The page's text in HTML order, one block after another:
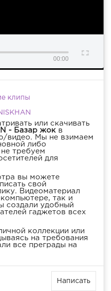
00:00
клипы
или скачивать
- Базар жок в
видео. Мы не взимаем
либо
требуем
для
вы можете
свой
Видеоматериал
так и
создали удобный
гаджетов всех
коллекции или
на требования
все преграды на
Написать